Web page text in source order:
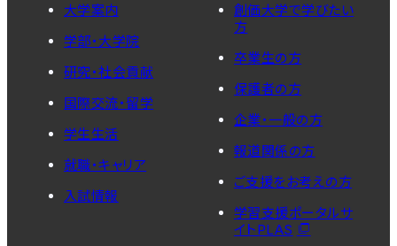
大学案内
学部・大学院
研究・社会貢献
国際交流・留学
学生生活
就職・キャリア
入試情報
創価大学で学びたい
方
卒業生の方
保護者の方
企業・一般の方
報道関係の方
ご支援をお考えの方
学習支援ポータルサ
イトPLAS